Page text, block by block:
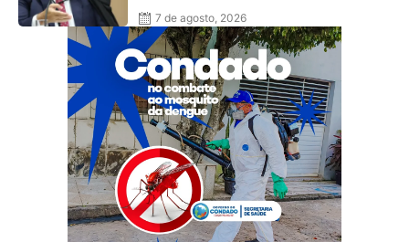
7 de agosto, 2026